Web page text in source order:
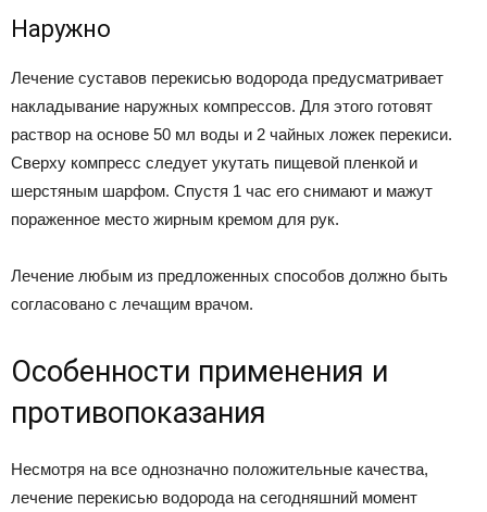
Наружно
Лечение суставов перекисью водорода предусматривает
накладывание наружных компрессов. Для этого готовят
раствор на основе 50 мл воды и 2 чайных ложек перекиси.
Сверху компресс следует укутать пищевой пленкой и
шерстяным шарфом. Спустя 1 час его снимают и мажут
пораженное место жирным кремом для рук.
Лечение любым из предложенных способов должно быть
согласовано с лечащим врачом.
Особенности применения и
противопоказания
Несмотря на все однозначно положительные качества,
лечение перекисью водорода на сегодняшний момент